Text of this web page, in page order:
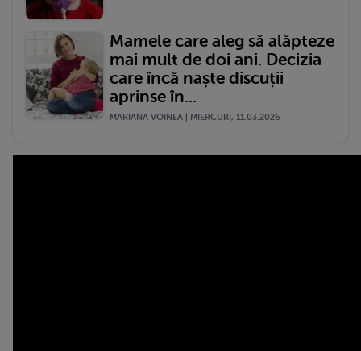
Mamele care aleg să alăpteze
mai mult de doi ani. Decizia
care încă naște discuții
aprinse în...
MARIANA VOINEA | MIERCURI, 11.03.2026